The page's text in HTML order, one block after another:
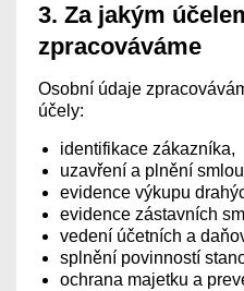
3. Za jakým
zpracováváme
Osobní údaje
účely:
identifikace zákazníka,
uzavření a plnění
evidence výkupu
evidence zástavních
vedení účetních a
splnění povinností
ochrana majetku a